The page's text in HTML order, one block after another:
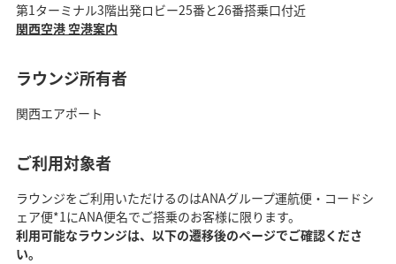
第1ターミナル3階出発ロビー25番と26番搭乗口付近
関西空港 空港案内
ラウンジ所有者
関西エアポート
ご利用対象者
ラウンジをご利用いただけるのはANAグループ運航便・コードシ
ェア便*1にANA便名でご搭乗のお客様に限ります。
利用可能なラウンジは、以下の遷移後のページでご確認くださ
い。